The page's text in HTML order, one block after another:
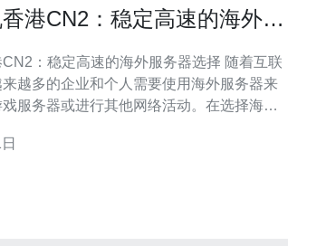
港CN2：稳定高速的海外服
：稳定高速的海外服务器选择 随着互联
越多的企业和个人需要使用海外服务器来
服务器或进行其他网络活动。在选择海外
一个备受推崇的选择，其稳定性和高速性